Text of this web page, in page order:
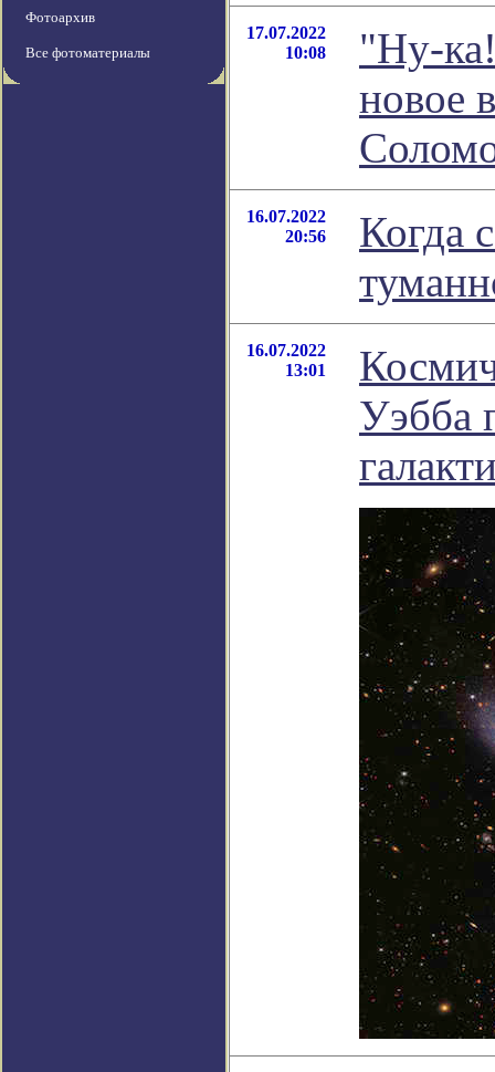
Фотоархив
Все фотоматериалы
17.07.2022
10:08
"Ну-
новое
16.07.2022
20:56
Когда
16.07.2022
13:01
Уэбба